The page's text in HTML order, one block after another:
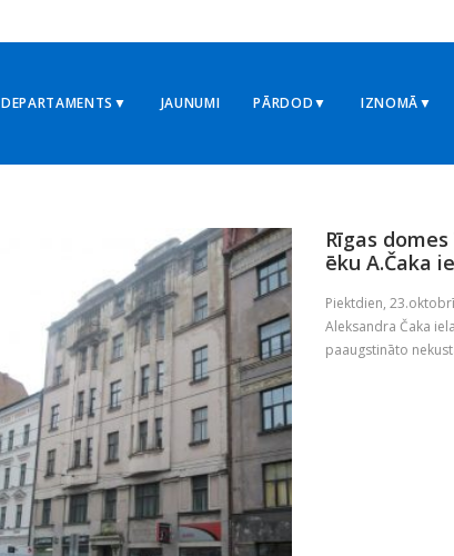
DEPARTAMENTS▼ JAUNUMI PĀRDOD▼ IZNOMĀ▼
Rīgas
ēku A.Čaka
Piektdien,
Aleksandra Čaka
paaugstināto